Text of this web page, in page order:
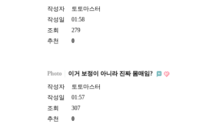
작성자
토토마스터
작성일
01:58
조회
279
추천
0
Photo
이거 보정이 아니라 진짜 몸매임?
작성자
토토마스터
작성일
01:57
조회
307
추천
0